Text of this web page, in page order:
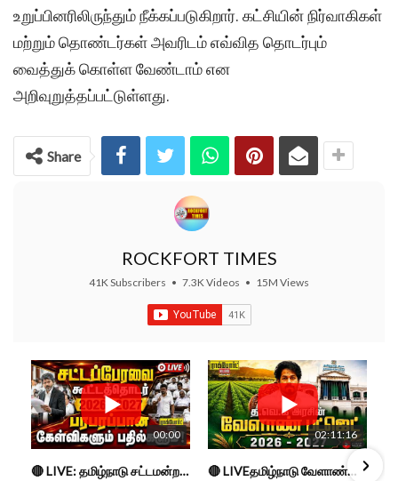
உறுப்பினரிலிருந்தும் நீக்கப்படுகிறார். கட்சியின் நிர்வாகிகள்
மற்றும் தொண்டர்கள் அவரிடம் எவ்வித தொடர்பும்
வைத்துக் கொள்ள வேண்டாம் என
அறிவுறுத்தப்பட்டுள்ளது.
Share
ROCKFORT TIMES
41K Subscribers • 7.3K Videos • 15M Views
00:00
🔴 LIVE: தமிழ்நாடு சட்டமன்றப் பேரவை கூட்டத்தொடர் - நிதிநிலை அறிக்கை மீது விவாதம் #live #budget #video
02:11:16
🔴 LIVEதமிழ்நாடு வேளாண்மை நிதிநிலை அறிக்கை - 2026-27 |TN Agriculture Budget #live #budget #video #cm